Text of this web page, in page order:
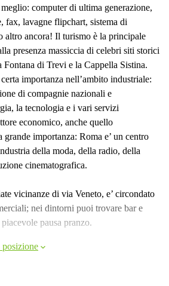
computer di ultima generazione,
fax, lavagne flipchart, sistema di
altro ancora! Il turismo è la principale
presenza massiccia di celebri siti storici
di Trevi e la Cappella Sistina.
importanza nell’ambito industriale:
di compagnie nazionali e
la tecnologia e i vari servizi
economico, anche quello
importanza: Roma e’ un centro
della moda, della radio, della
cinematografica.
vicinanze di via Veneto, e’ circondato
nei dintorni puoi trovare bar e
pausa pranzo.